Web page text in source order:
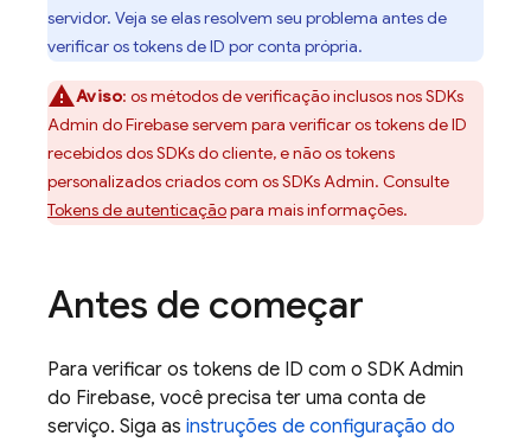
servidor. Veja se elas resolvem seu problema antes de
verificar os tokens de ID por conta própria.
Aviso:os métodos de verificação inclusos nos SDKs
Admin do Firebase servem para verificar os tokens de ID
recebidos dos SDKs do cliente, e não os tokens
personalizados criados com os SDKs Admin. Consulte
Tokens de autenticaçãopara mais informações.
Antes de começar
Para verificar os tokens de ID com o SDK Admin
do Firebase, você precisa ter uma conta de
serviço. Siga as instruções de configuração do